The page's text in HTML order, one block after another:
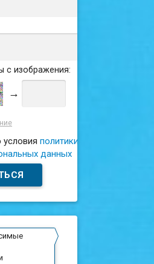
с изображения:
→
условияполитики
данных